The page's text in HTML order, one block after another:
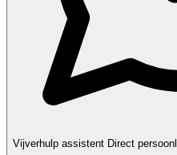
Vijverhulp assistent Direct